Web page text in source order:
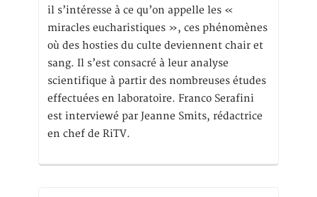
il s’intéresse à ce qu’on appelle les «
miracles eucharistiques », ces phénomènes
où des hosties du culte deviennent chair et
sang. Il s’est consacré à leur analyse
scientifique à partir des nombreuses études
effectuées en laboratoire. Franco Serafini
est interviewé par Jeanne Smits, rédactrice
en chef de RiTV.